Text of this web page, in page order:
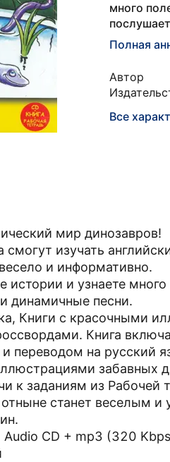
много
Полная
Автор
Все
мир динозавров!
изучать
и информативно.
и узнаете много
динамичные песни.
Книги с красочными
Книга
переводом на русский
забавных
к заданиям из Рабочей
станет веселым и
CD + mp3 (320